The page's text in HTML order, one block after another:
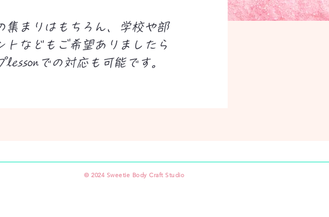
集まりはもちろん、学校や部
などもご希望ありましたら
での対応も可能です。
​© 2024 Sweetie Body Craft Studio